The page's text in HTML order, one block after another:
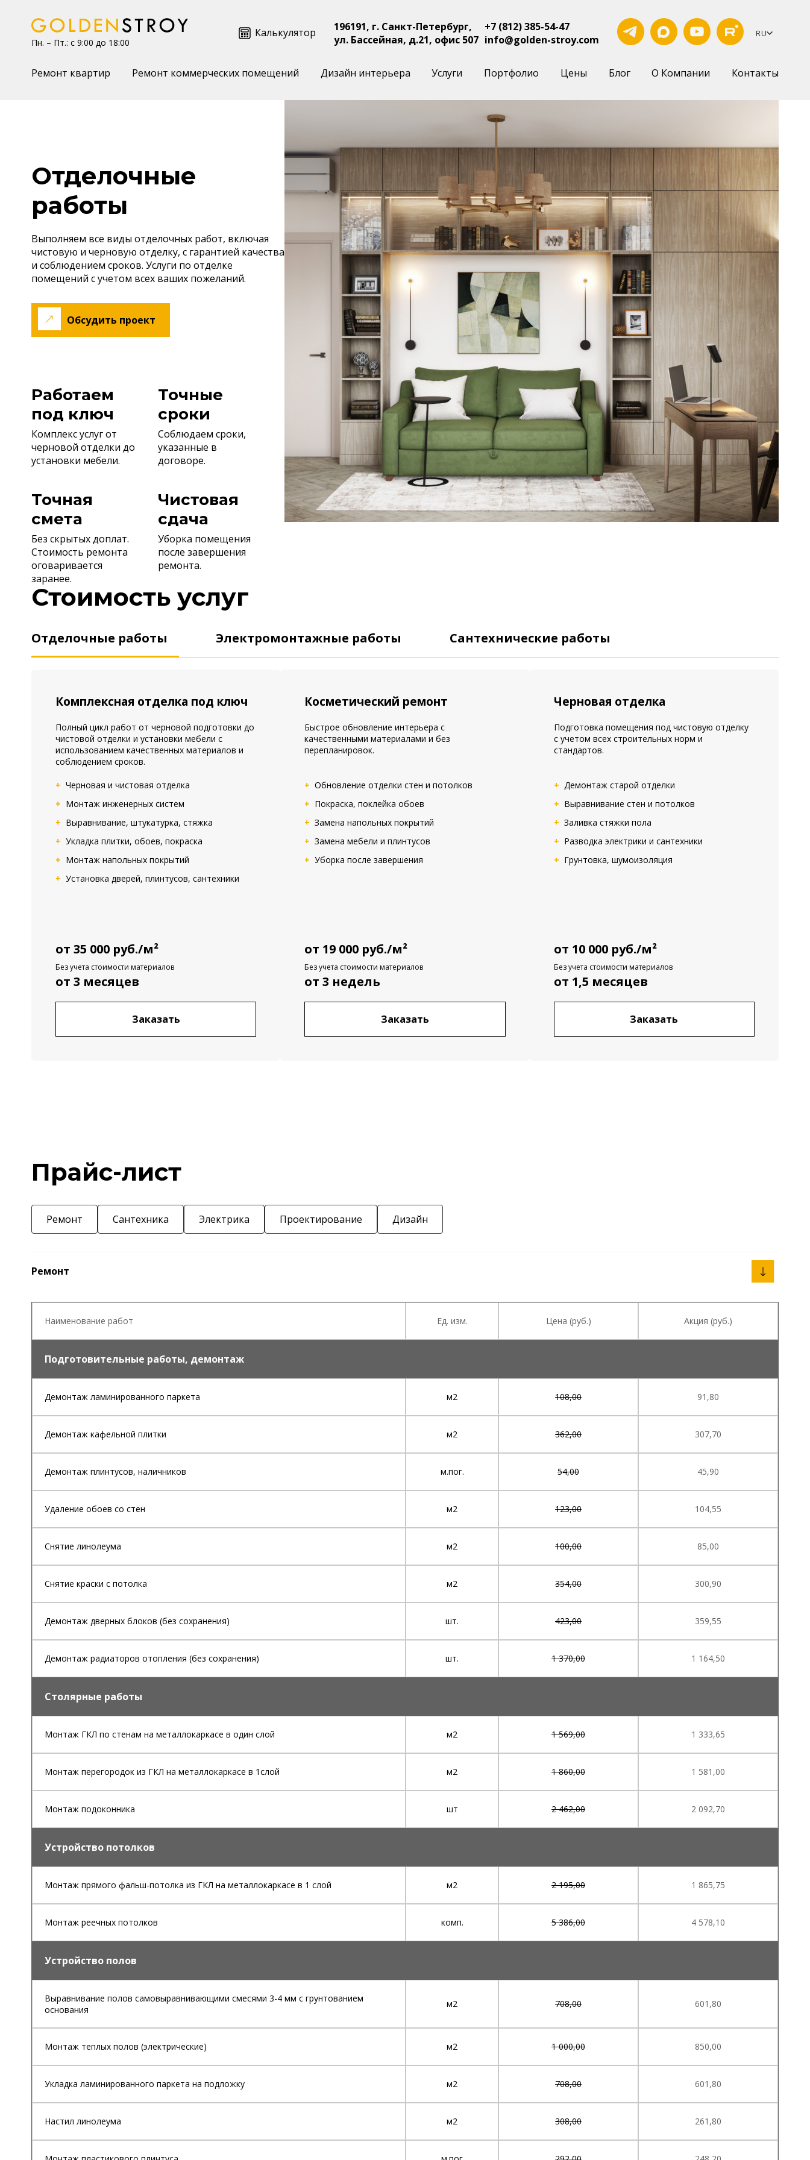
Пн. – Пт.: с 9:00 до 18:00
Калькулятор
196191, г. Санкт-Петербург,
ул. Бассейная, д.21, офис 507
+7 (812) 385-54-47
info@golden-stroy.com
RU
Ремонт квартир Ремонт коммерческих помещений Дизайн интерьера Услуги Портфолио Цены Блог О Компании Контакты
Отделочные
работы
Выполняем все виды отделочных работ, включая
чистовую и черновую отделку, с гарантией качества
и соблюдением сроков. Услуги по отделке
помещений с учетом всех ваших пожеланий.
Обсудить проект
Работаем
под ключ
Комплекс услуг от
черновой отделки до
установки мебели.
Точные
сроки
Соблюдаем сроки,
указанные в
договоре.
Точная
смета
Без скрытых доплат.
Стоимость ремонта
оговаривается
заранее.
Чистовая
сдача
Уборка помещения
после завершения
ремонта.
Стоимость услуг
Отделочные работы Электромонтажные работы Сантехнические работы
Комплексная отделка под ключ
Полный цикл работ от черновой подготовки до
чистовой отделки и установки мебели с
использованием качественных материалов и
соблюдением сроков.
Черновая и чистовая отделка
Монтаж инженерных систем
Выравнивание, штукатурка, стяжка
Укладка плитки, обоев, покраска
Монтаж напольных покрытий
Установка дверей, плинтусов, сантехники
от 35 000 руб./м²
Без учета стоимости материалов
от 3 месяцев
Заказать
Косметический ремонт
Быстрое обновление интерьера с
качественными материалами и без
перепланировок.
Обновление отделки стен и потолков
Покраска, поклейка обоев
Замена напольных покрытий
Замена мебели и плинтусов
Уборка после завершения
от 19 000 руб./м²
Без учета стоимости материалов
от 3 недель
Заказать
Черновая отделка
Подготовка помещения под чистовую отделку
с учетом всех строительных норм и
стандартов.
Демонтаж старой отделки
Выравнивание стен и потолков
Заливка стяжки пола
Разводка электрики и сантехники
Грунтовка, шумоизоляция
от 10 000 руб./м²
Без учета стоимости материалов
от 1,5 месяцев
Заказать
Прайс-лист
Ремонт Сантехника Электрика Проектирование Дизайн
Ремонт
Наименование работ Ед. изм. Цена (руб.) Акция (руб.)
Подготовительные работы, демонтаж
Демонтаж ламинированного паркета м2 108,00 91,80
Демонтаж кафельной плитки м2 362,00 307,70
Демонтаж плинтусов, наличников м.пог. 54,00 45,90
Удаление обоев со стен м2 123,00 104,55
Снятие линолеума м2 100,00 85,00
Снятие краски с потолка м2 354,00 300,90
Демонтаж дверных блоков (без сохранения) шт. 423,00 359,55
Демонтаж радиаторов отопления (без сохранения) шт. 1 370,00 1 164,50
Столярные работы
Монтаж ГКЛ по стенам на металлокаркасе в один слой м2 1 569,00 1 333,65
Монтаж перегородок из ГКЛ на металлокаркасе в 1слой м2 1 860,00 1 581,00
Монтаж подоконника шт 2 462,00 2 092,70
Устройство потолков
Монтаж прямого фальш-потолка из ГКЛ на металлокаркасе в 1 слой м2 2 195,00 1 865,75
Монтаж реечных потолков комп. 5 386,00 4 578,10
Устройство полов
Выравнивание полов самовыравнивающими смесями 3-4 мм с грунтованием
основания
м2 708,00 601,80
Монтаж теплых полов (электрические) м2 1 000,00 850,00
Укладка ламинированного паркета на подложку м2 708,00 601,80
Настил линолеума м2 308,00 261,80